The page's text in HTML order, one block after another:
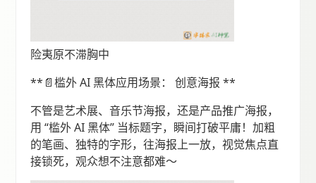
险夷原不滞胸中
**📄槛外 AI 黑体应用场景： 创意海报 **
不管是艺术展、音乐节海报，还是产品推广海报，
用 “槛外 AI 黑体” 当标题字，瞬间打破平庸！加粗
的笔画、独特的字形，往海报上一放，视觉焦点直
接锁死，观众想不注意都难～